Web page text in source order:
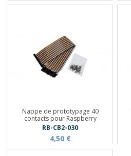
Nappe de prototypage 40
contacts pour Raspberry
RB-CB2-030
4,50 €